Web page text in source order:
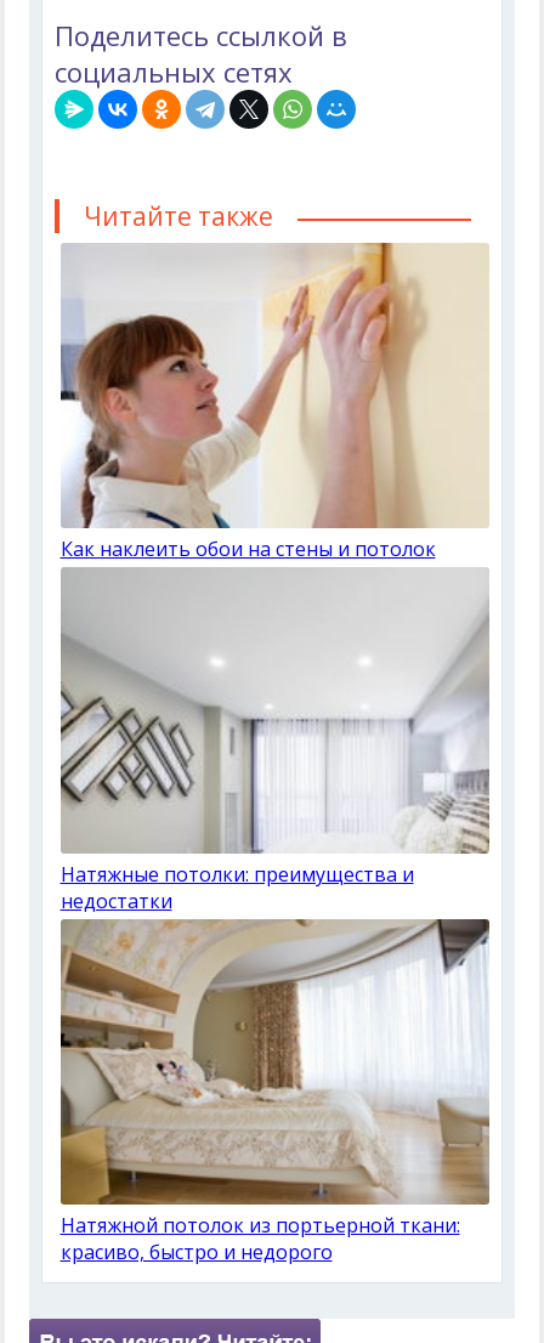
Поделитесь ссылкой в
социальных сетях
Читайте также
Как наклеить обои на стены и потолок
Натяжные потолки: преимущества и
недостатки
Натяжной потолок из портьерной ткани:
красиво, быстро и недорого